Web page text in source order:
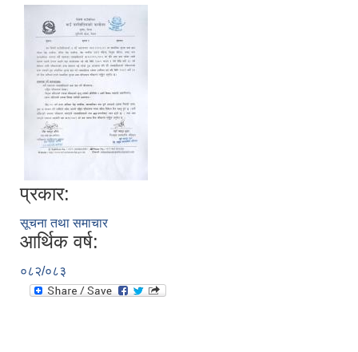
प्रकार:
सूचना तथा समाचार
आर्थिक वर्ष:
०८२/०८३